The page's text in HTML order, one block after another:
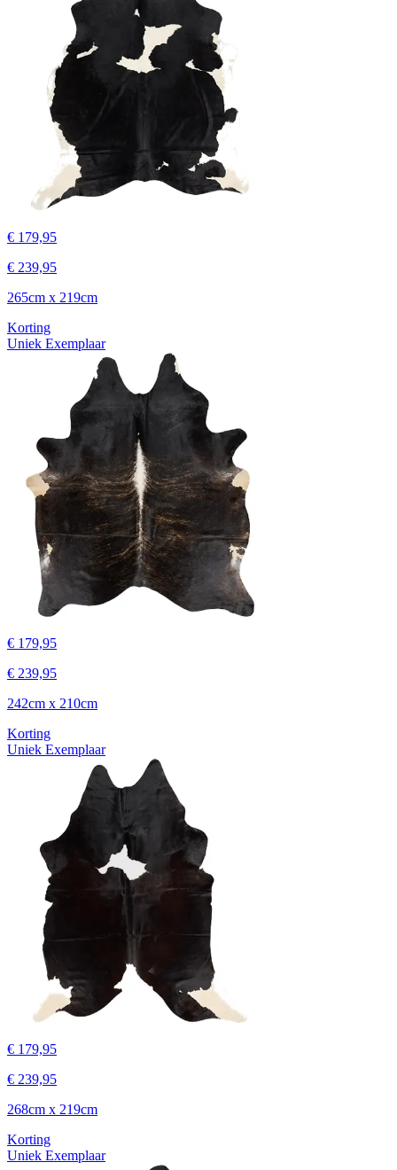
€ 179,95
€ 239,95
265cm x 219cm
Korting
Uniek Exemplaar
€ 179,95
€ 239,95
242cm x 210cm
Korting
Uniek Exemplaar
€ 179,95
€ 239,95
268cm x 219cm
Korting
Uniek Exemplaar